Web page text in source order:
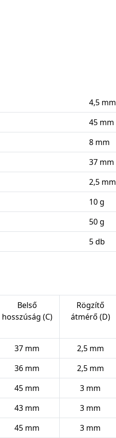
4,5 mm
45 mm
8 mm
37 mm
2,5 mm
10 g
50 g
5 db
Belső
hosszúság (C)
Rögzítő
átmérő (D)
37 mm 2,5 mm
36 mm 2,5 mm
45 mm 3 mm
43 mm 3 mm
45 mm 3 mm